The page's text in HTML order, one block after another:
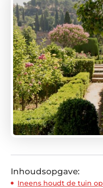
Inhoudsopgave:
Ineens houdt de tuin op